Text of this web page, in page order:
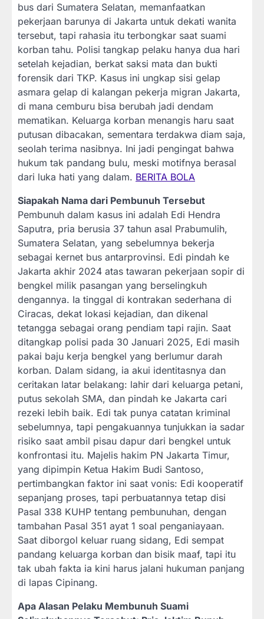
bus dari Sumatera Selatan, memanfaatkan
pekerjaan barunya di Jakarta untuk dekati wanita
tersebut, tapi rahasia itu terbongkar saat suami
korban tahu. Polisi tangkap pelaku hanya dua hari
setelah kejadian, berkat saksi mata dan bukti
forensik dari TKP. Kasus ini ungkap sisi gelap
asmara gelap di kalangan pekerja migran Jakarta,
di mana cemburu bisa berubah jadi dendam
mematikan. Keluarga korban menangis haru saat
putusan dibacakan, sementara terdakwa diam saja,
seolah terima nasibnya. Ini jadi pengingat bahwa
hukum tak pandang bulu, meski motifnya berasal
dari luka hati yang dalam. BERITA BOLA
Siapakah Nama dari Pembunuh Tersebut
Pembunuh dalam kasus ini adalah Edi Hendra
Saputra, pria berusia 37 tahun asal Prabumulih,
Sumatera Selatan, yang sebelumnya bekerja
sebagai kernet bus antarprovinsi. Edi pindah ke
Jakarta akhir 2024 atas tawaran pekerjaan sopir di
bengkel milik pasangan yang berselingkuh
dengannya. Ia tinggal di kontrakan sederhana di
Ciracas, dekat lokasi kejadian, dan dikenal
tetangga sebagai orang pendiam tapi rajin. Saat
ditangkap polisi pada 30 Januari 2025, Edi masih
pakai baju kerja bengkel yang berlumur darah
korban. Dalam sidang, ia akui identitasnya dan
ceritakan latar belakang: lahir dari keluarga petani,
putus sekolah SMA, dan pindah ke Jakarta cari
rezeki lebih baik. Edi tak punya catatan kriminal
sebelumnya, tapi pengakuannya tunjukkan ia sadar
risiko saat ambil pisau dapur dari bengkel untuk
konfrontasi itu. Majelis hakim PN Jakarta Timur,
yang dipimpin Ketua Hakim Budi Santoso,
pertimbangkan faktor ini saat vonis: Edi kooperatif
sepanjang proses, tapi perbuatannya tetap disi
Pasal 338 KUHP tentang pembunuhan, dengan
tambahan Pasal 351 ayat 1 soal penganiayaan.
Saat diborgol keluar ruang sidang, Edi sempat
pandang keluarga korban dan bisik maaf, tapi itu
tak ubah fakta ia kini harus jalani hukuman panjang
di lapas Cipinang.
Apa Alasan Pelaku Membunuh Suami